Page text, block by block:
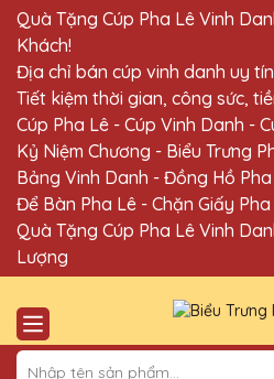
Quà Tặng Cúp Pha Lê Vinh
Khách!
Địa chỉ bán cúp vinh danh uy
Tiết kiệm thời gian, công sức,
Cúp Pha Lê - Cúp Vinh Danh -
Kỷ Niệm Chương - Biểu Trưng
Bảng Vinh Danh - Đồng Hồ
Để Bàn Pha Lê - Chặn Giấy
Quà Tặng Cúp Pha Lê Vinh
Lượng